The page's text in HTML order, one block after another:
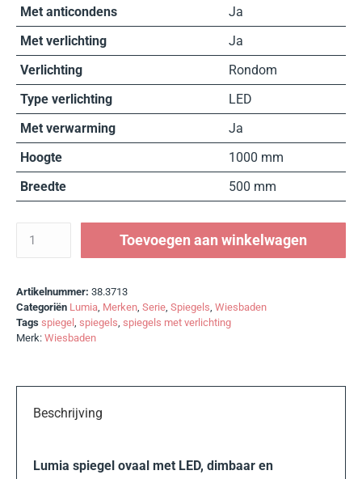
Met anticondens
Ja
Met verlichting
Ja
Verlichting
Rondom
Type verlichting
LED
Met verwarming
Ja
Hoogte
1000 mm
Breedte
500 mm
Toevoegen aan winkelwagen
Artikelnummer: 38.3713
Categoriën Lumia Merken Serie Spiegels Wiesbaden
Tags spiegel spiegels spiegels met verlichting
Merk: Wiesbaden
Beschrijving
Lumia spiegel ovaal met LED, dimbaar en